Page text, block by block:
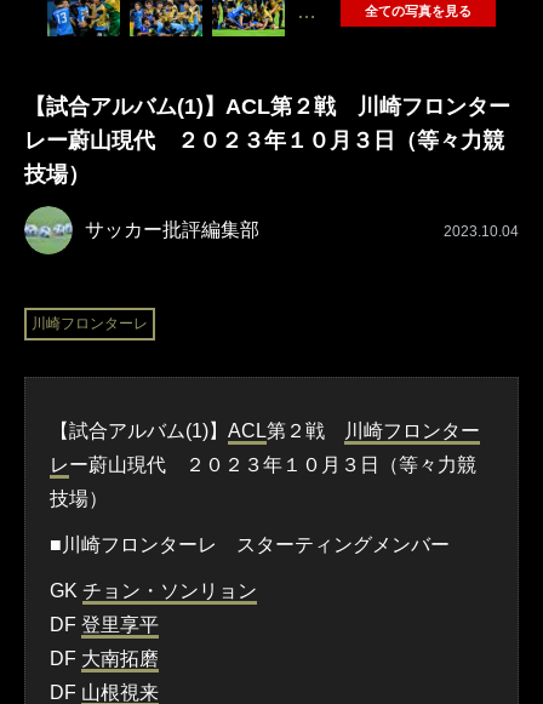
… 全ての写真を見る
【試合アルバム(1)】ACL第２戦 川崎フロンター
レー蔚山現代 ２０２３年１０月３日（等々力競
技場）
サッカー批評編集部 2023.10.04
川崎フロンターレ
【試合アルバム(1)】 ACL第２戦
川崎フロンター
レー蔚山現代 ２０２３年１０月３日（等々力競
技場）
■川崎フロンターレ スターティングメンバー
GK チョン・ソンリョン
DF 登里享平
DF 大南拓磨
DF 山根視来